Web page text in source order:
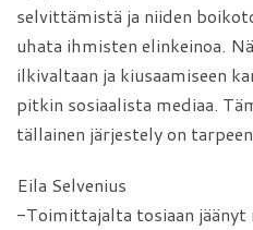
selvittämistä ja niiden
uhata ihmisten elinkeinoa.
ilkivaltaan ja kiusaamiseen
pitkin sosiaalista mediaa.
tällainen järjestely on
Eila Selvenius
-Toimittajalta tosiaan